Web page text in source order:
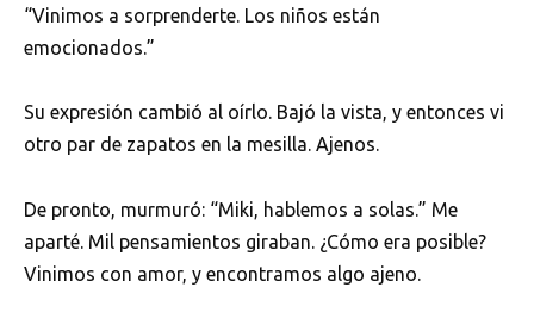
“Vinimos a sorprenderte. Los niños están
emocionados.”
Su expresión cambió al oírlo. Bajó la vista, y entonces vi
otro par de zapatos en la mesilla. Ajenos.
De pronto, murmuró: “Miki, hablemos a solas.” Me
aparté. Mil pensamientos giraban. ¿Cómo era posible?
Vinimos con amor, y encontramos algo ajeno.